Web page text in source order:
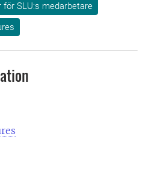
för SLU:s medarbetare